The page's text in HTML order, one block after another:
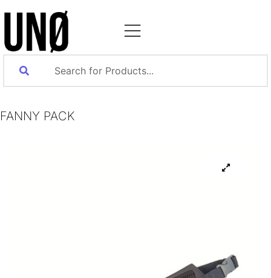
FANNY PACK